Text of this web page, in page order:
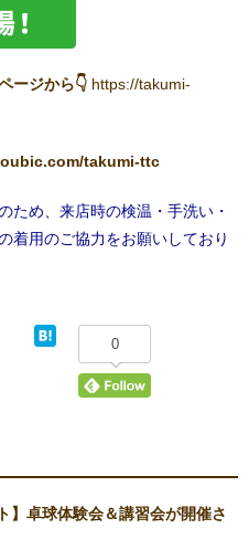
ージから👇 https://takumi-
takumi-ttc
ため、来店時の検温・手洗い・
着用のご協力をお願いしており
0
】卓球体験会＆講習会が開催さ